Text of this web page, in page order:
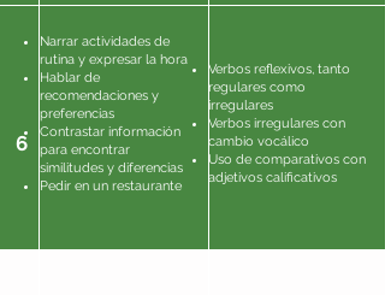
6
Narrar actividades de
rutina y expresar la hora
Hablar de
recomendaciones y
preferencias
Contrastar información
para encontrar
similitudes y diferencias
Pedir en un restaurante
Verbos reflexivos, tanto
regulares como
irregulares
Verbos irregulares con
cambio vocálico
Uso de comparativos con
adjetivos calificativos